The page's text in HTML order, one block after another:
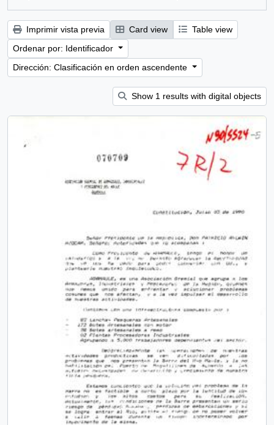
Imprimir vista previa Card view
Table view
Ordenar por: Identificador
Dirección: Clasificación en orden ascendente
Show 1 results with digital objects